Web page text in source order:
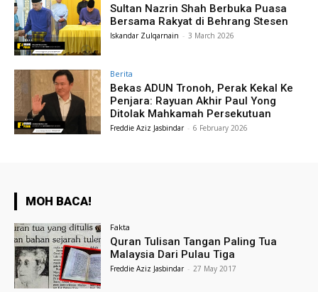
Sultan Nazrin Shah Berbuka Puasa
Bersama Rakyat di Behrang Stesen
Iskandar Zulqarnain - 3 March 2026
Berita
Bekas ADUN Tronoh, Perak Kekal Ke
Penjara: Rayuan Akhir Paul Yong
Ditolak Mahkamah Persekutuan
Freddie Aziz Jasbindar - 6 February 2026
MOH BACA!
Fakta
Quran Tulisan Tangan Paling Tua
Malaysia Dari Pulau Tiga
Freddie Aziz Jasbindar - 27 May 2017